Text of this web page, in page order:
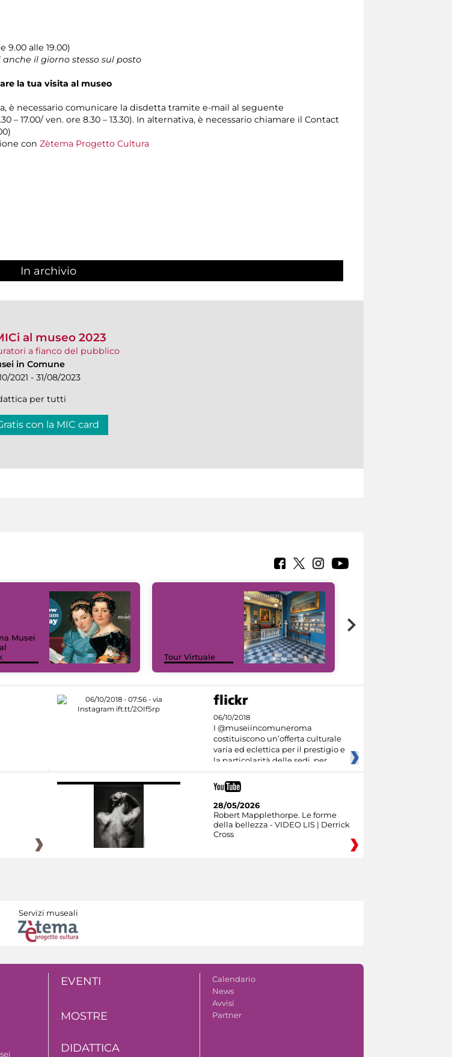
alle 19.00)
il giorno stesso sul posto
la tua visita al museo
è necessario comunicare la disdetta tramite e-mail al seguente
– 17.00/ ven. ore 8.30 – 13.30). In alternativa, è necessario chiamare il Contact
con Zètema Progetto Cultura
In archivio
al museo 2023
a fianco del pubblico
in Comune
2021 - 31/08/2023
per tutti
con la MIC card
Musei
Tour Virtuale
06/10/2018
I @museiincomuneroma
costituiscono un’offerta culturale
varia ed eclettica per il prestigio e
la particolarità delle sedi, per
28/05/2026
Robert Mapplethorpe. Le forme
della bellezza - VIDEO LIS | Derrick
Cross
Servizi museali
EVENTI
MOSTRE
DIDATTICA
Calendario
News
Avvisi
Partner